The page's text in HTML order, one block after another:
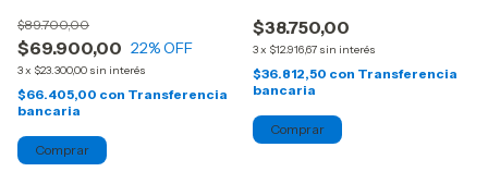
$69.900,00
$89.700,00
22% OFF
3x $23.300,00 sin interés
$66.405,00 con Transferencia
bancaria
$38.750,00
3x $12.916,67 sin interés
$36.812,50 con Transferencia
bancaria